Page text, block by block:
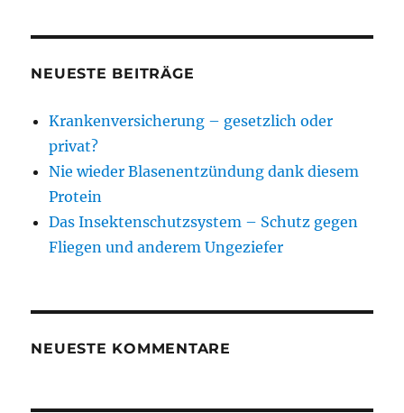
NEUESTE BEITRÄGE
Krankenversicherung – gesetzlich oder
privat?
Nie wieder Blasenentzündung dank diesem
Protein
Das Insektenschutzsystem – Schutz gegen
Fliegen und anderem Ungeziefer
NEUESTE KOMMENTARE